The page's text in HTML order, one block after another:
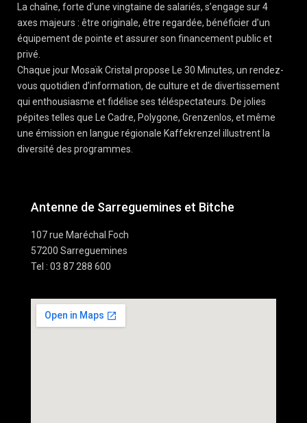
La chaîne, forte d’une vingtaine de salariés, s’engage sur 4
axes majeurs : être originale, être regardée, bénéficier d’un
équipement de pointe et assurer son financement public et
privé.
Chaque jour Mosaïk Cristal propose Le 30 Minutes, un rendez-
vous quotidien d’information, de culture et de divertissement
qui enthousiasme et fidélise ses téléspectateurs. De jolies
pépites telles que Le Cadre, Polygone, Grenzenlos, et même
une émission en langue régionale Kaffekrenzel illustrent la
diversité des programmes.
Antenne de Sarreguemines et Bitche
107 rue Maréchal Foch
57200 Sarreguemines
Tel : 03 87 288 600